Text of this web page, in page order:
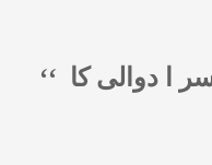
ا دوالی کا ‘‘